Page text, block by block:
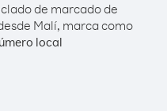
de marcado de
Malí, marca como
local